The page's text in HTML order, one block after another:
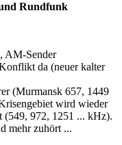
Rundfunk
AM-Sender
da (neuer kalter
(Murmansk 657, 1449
wird wieder
(549, 972, 1251 ... kHz).
mehr zuhört ...